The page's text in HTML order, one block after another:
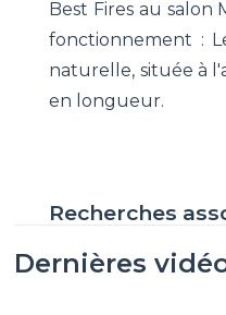
Best Fires au salon
fonctionnement :
naturelle, située à
en longueur.
Recherches
Dernières